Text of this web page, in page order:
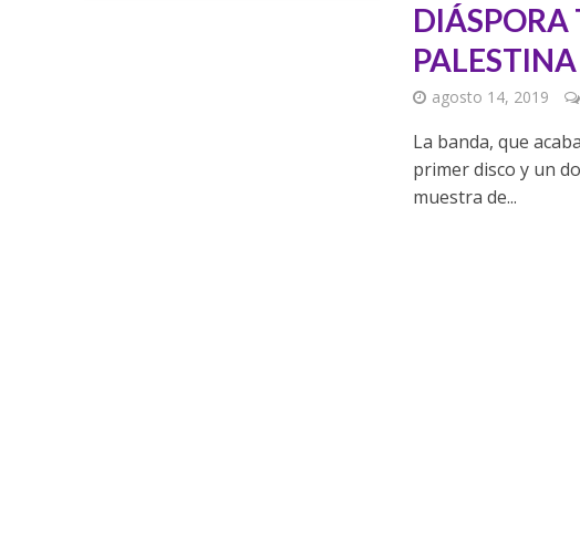
DIÁSPORA
PALESTINA
agosto 14, 2019
La banda, que
primer disco y un
muestra de...